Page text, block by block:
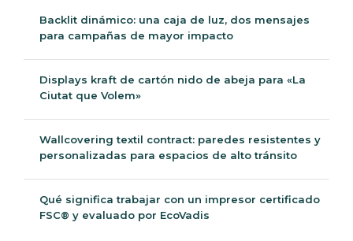
Backlit dinámico: una caja de luz, dos mensajes
para campañas de mayor impacto
Displays kraft de cartón nido de abeja para «La
Ciutat que Volem»
Wallcovering textil contract: paredes resistentes y
personalizadas para espacios de alto tránsito
Qué significa trabajar con un impresor certificado
FSC® y evaluado por EcoVadis